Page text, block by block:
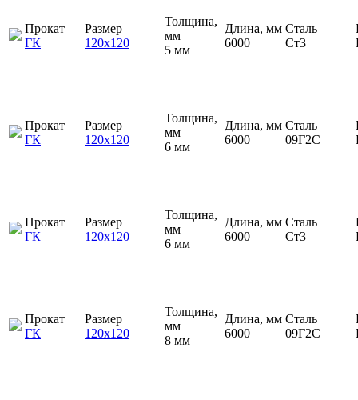
Прокат
ГК
Размер
120х120
Толщина,
мм
5 мм
Длина, мм
6000
Сталь
Ст3
Прокат
ГК
Размер
120х120
Толщина,
мм
6 мм
Длина, мм
6000
Сталь
09Г2С
Прокат
ГК
Размер
120х120
Толщина,
мм
6 мм
Длина, мм
6000
Сталь
Ст3
Прокат
ГК
Размер
120х120
Толщина,
мм
8 мм
Длина, мм
6000
Сталь
09Г2С